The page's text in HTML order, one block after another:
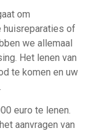
om
huisreparaties of
we allemaal
Het lenen van
te komen en uw
euro te lenen.
aanvragen van